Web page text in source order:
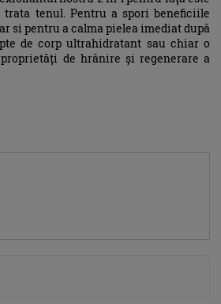
tenul. Pentru a spori beneficiile
si pentru a calma pielea imediat după
de corp ultrahidratant sau chiar o
de hrănire și regenerare a